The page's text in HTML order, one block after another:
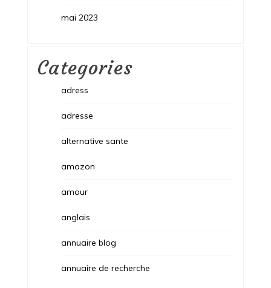
mai 2023
Categories
adress
adresse
alternative sante
amazon
amour
anglais
annuaire blog
annuaire de recherche